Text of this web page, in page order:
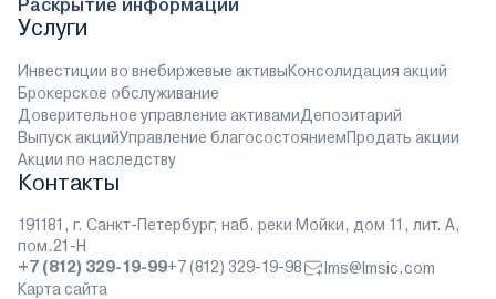
Раскрытие информации
Услуги
Инвестиции во внебиржевые активыКонсолидация акций
Брокерское обслуживание
Доверительное управление активамиДепозитарий
Выпуск акцийУправление благосостояниемПродать акции
Акции по наследству
Контакты
191181, г. Санкт-Петербург, наб. реки Мойки, дом 11, лит. А,
пом.21-Н
+7 (812) 329-19-99+7 (812) 329-19-98
lms@lmsic.com
Карта сайта